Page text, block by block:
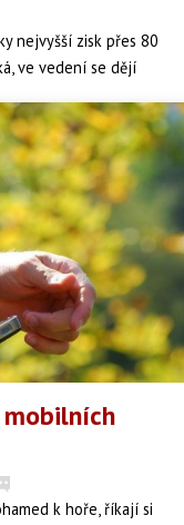
nejvyšší zisk přes 80
ve vedení se dějí
v historii této
mobilních
k hoře, říkají si